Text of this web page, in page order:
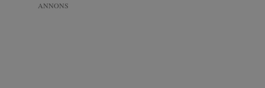
ANNONS